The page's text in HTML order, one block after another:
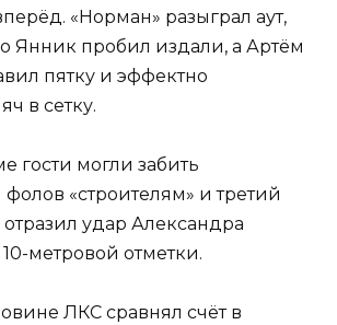
«Норман» разыграл аут,
Янник пробил издали, а Артём
пятку и эффектно
в сетку.
гости могли забить
«строителям» и третий
отразил удар Александра
метровой отметки.
ЛКС сравнял счёт в